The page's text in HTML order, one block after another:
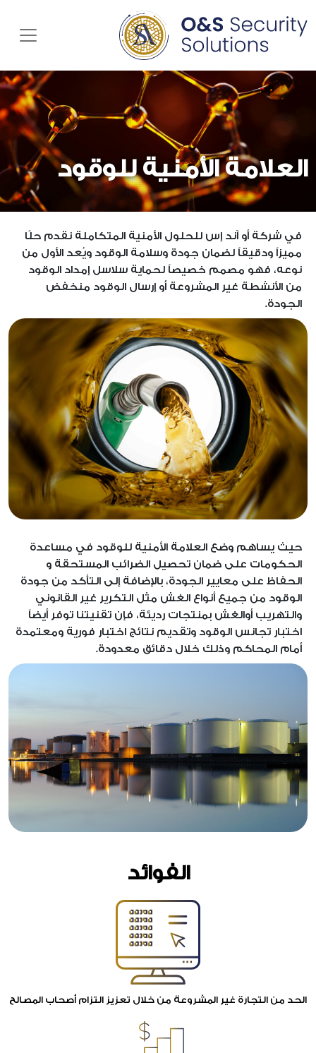
العلامة الأمنية للوقود
في شركة أو آند إس للحلول الأمنية المتكاملة نقدم حلًا
مميزاً ودقيقاً لضمان جودة وسلامة الوقود ويُعد الأول من
نوعه، فهو مصمم خصيصاً لحماية سلاسل إمداد الوقود
من الأنشطة غير المشروعة أو إرسال الوقود منخفض
الجودة.
حيث يساهم وضع العلامة الأمنية للوقود في مساعدة
الحكومات على ضمان تحصيل الضرائب المستحقة و
الحفاظ على معايير الجودة، بالإضافة إلى التأكد من جودة
الوقود من جميع أنواع الغش مثل التكرير غير القانوني
والتهريب أوالغش بمنتجات رديئة، فإن تقنيتنا توفر أيضاً
اختبار تجانس الوقود وتقديم نتائج اختبار فورية ومعتمدة
أمام المحاكم وذلك خلال دقائق معدودة.
الفوائد
الحد من التجارة غير المشروعة من خلال تعزيز التزام أصحاب المصالح